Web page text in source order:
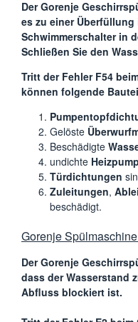
Der Gorenje
es zu einer
Schwimmerschalter in
Schließen Sie den
Tritt der Fehler F54
können folgende
Gelöste
Beschädigte
undichte
Türdichtungen
Zuleitungen,
beschädigt.
Gorenje
Der Gorenje
dass der Wasserstand
Abfluss blockiert ist.